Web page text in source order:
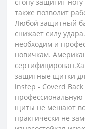
также позволит
Любой защитный
снижает силу
необходим и
новичкам.
защитные щитки
instep - Coverd
профессиональную
щиты не мешают
практически не